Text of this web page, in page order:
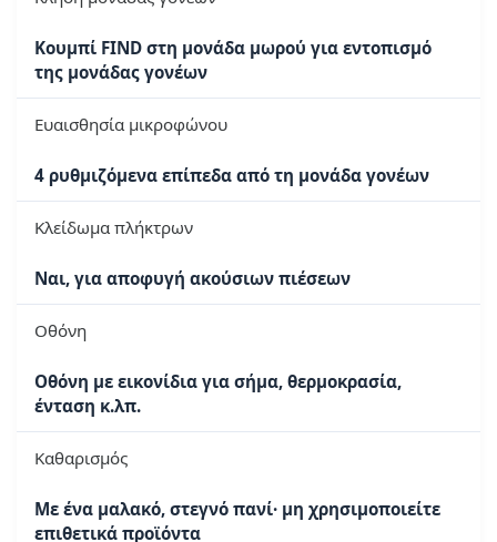
Κουμπί FIND στη μονάδα μωρού για εντοπισμό
της μονάδας γονέων
Ευαισθησία μικροφώνου
4 ρυθμιζόμενα επίπεδα από τη μονάδα γονέων
Κλείδωμα πλήκτρων
Ναι, για αποφυγή ακούσιων πιέσεων
Οθόνη
Οθόνη με εικονίδια για σήμα, θερμοκρασία,
ένταση κ.λπ.
Καθαρισμός
Με ένα μαλακό, στεγνό πανί· μη χρησιμοποιείτε
επιθετικά προϊόντα